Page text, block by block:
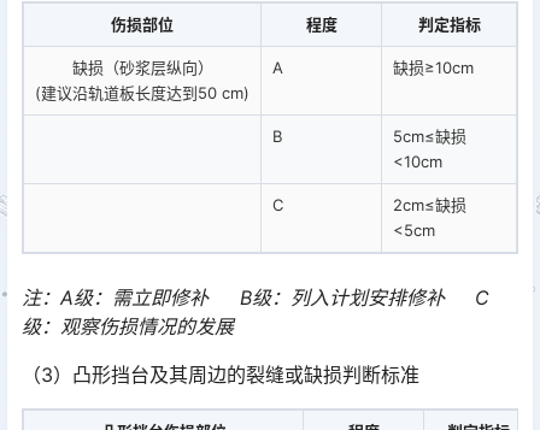
伤损部位 程度 判定指标
缺损（砂浆层纵向）
(建议沿轨道板长度达到50 cm)
A 缺损≥10cm
B
5cm≤缺损
<10cm
C
2cm≤缺损
<5cm
注：A级：需立即修补 B级：列入计划安排修补 C
级：观察伤损情况的发展
（3）凸形挡台及其周边的裂缝或缺损判断标准